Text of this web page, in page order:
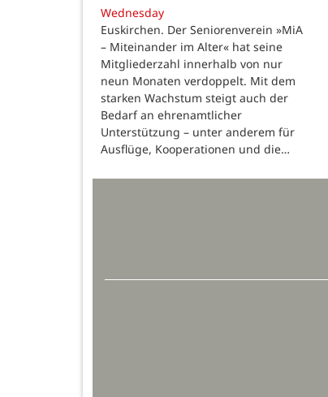
Wednesday
Euskirchen. Der Seniorenverein »MiA
– Miteinander im Alter« hat seine
Mitgliederzahl innerhalb von nur
neun Monaten verdoppelt. Mit dem
starken Wachstum steigt auch der
Bedarf an ehrenamtlicher
Unterstützung – unter anderem für
Ausflüge, Kooperationen und die…